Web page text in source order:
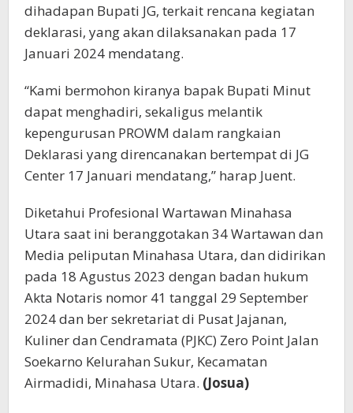
dihadapan Bupati JG, terkait rencana kegiatan
deklarasi, yang akan dilaksanakan pada 17
Januari 2024 mendatang.
“Kami bermohon kiranya bapak Bupati Minut
dapat menghadiri, sekaligus melantik
kepengurusan PROWM dalam rangkaian
Deklarasi yang direncanakan bertempat di JG
Center 17 Januari mendatang,” harap Juent.
Diketahui Profesional Wartawan Minahasa
Utara saat ini beranggotakan 34 Wartawan dan
Media peliputan Minahasa Utara, dan didirikan
pada 18 Agustus 2023 dengan badan hukum
Akta Notaris nomor 41 tanggal 29 September
2024 dan ber sekretariat di Pusat Jajanan,
Kuliner dan Cendramata (PJKC) Zero Point Jalan
Soekarno Kelurahan Sukur, Kecamatan
Airmadidi, Minahasa Utara. (Josua)